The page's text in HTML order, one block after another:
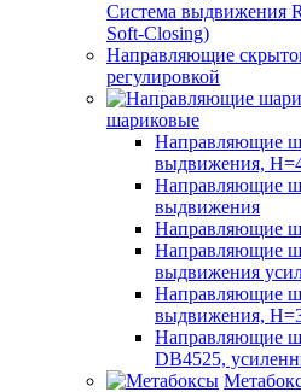
Система выдвижения
Soft-Closing)
Направляющие
регулировкой
шариковые
Направляющие
выдвижения,
Направляющие
выдвижения
Направляющие
Направляющие
выдвижения
Направляющие
выдвижения,
Направляющие
DB4525,